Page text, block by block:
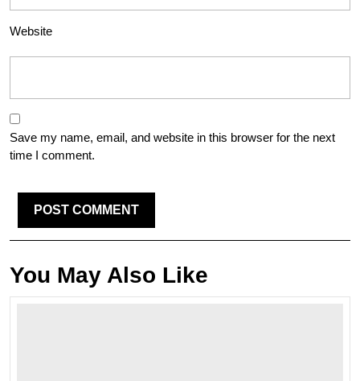
Website
Save my name, email, and website in this browser for the next
time I comment.
You May Also Like